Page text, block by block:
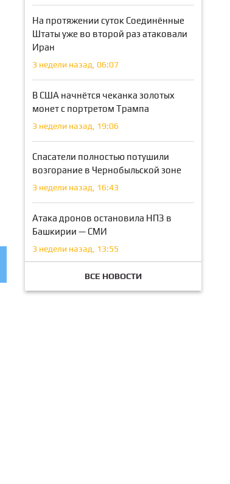
На протяжении суток Соединённые
Штаты уже во второй раз атаковали
Иран
3 недели назад, 06:07
В США начнётся чеканка золотых
монет с портретом Трампа
3 недели назад, 19:06
Спасатели полностью потушили
возгорание в Чернобыльской зоне
3 недели назад, 16:43
Атака дронов остановила НПЗ в
Башкирии — СМИ
3 недели назад, 13:55
ВСЕ НОВОСТИ